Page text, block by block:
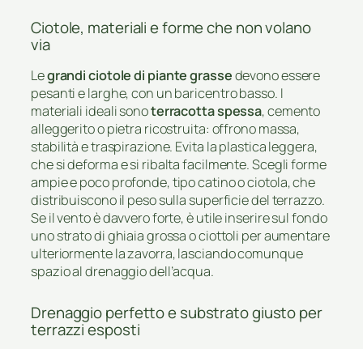
Ciotole, materiali e forme che non volano
via
Legrandi ciotole di piante grassedevono essere
pesanti e larghe, con un baricentro basso. I
materiali ideali sonoterracotta spessa, cemento
alleggerito o pietra ricostruita: offrono massa,
stabilità e traspirazione. Evita la plastica leggera,
che si deforma e si ribalta facilmente. Scegli forme
ampie e poco profonde, tipo catino o ciotola, che
distribuiscono il peso sulla superficie del terrazzo.
Se il vento è davvero forte, è utile inserire sul fondo
uno strato di ghiaia grossa o ciottoli per aumentare
ulteriormente la zavorra, lasciando comunque
spazio al drenaggio dell’acqua.
Drenaggio perfetto e substrato giusto per
terrazzi esposti